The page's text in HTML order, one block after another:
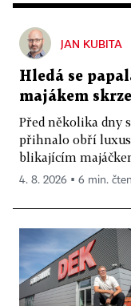
JAN KUBITA
Hledá se
majákem
Před několika dny
přihnalo obří
blikajícím
4. 8. 2026 ▪ 6 min.